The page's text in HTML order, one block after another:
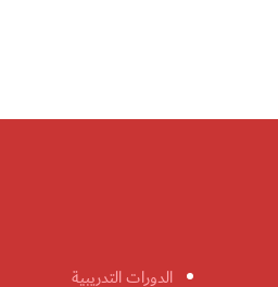
الدورات التدريبية